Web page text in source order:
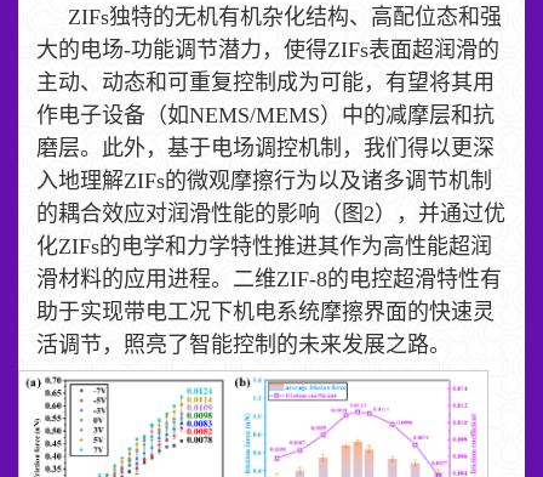
ZIFs独特的无机有机杂化结构、高配位态和强
大的电场-功能调节潜力，使得ZIFs表面超润滑的
主动、动态和可重复控制成为可能，有望将其用
作电子设备（如NEMS/MEMS）中的减摩层和抗
磨层。此外，基于电场调控机制，我们得以更深
入地理解ZIFs的微观摩擦行为以及诸多调节机制
的耦合效应对润滑性能的影响（图2），并通过优
化ZIFs的电学和力学特性推进其作为高性能超润
滑材料的应用进程。二维ZIF-8的电控超滑特性有
助于实现带电工况下机电系统摩擦界面的快速灵
活调节，照亮了智能控制的未来发展之路。